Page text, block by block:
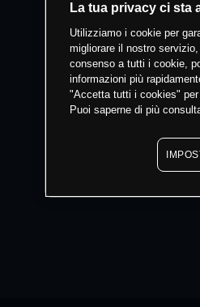
La tua privacy ci sta
Utilizziamo i cookie per
migliorare il nostro
consenso a tutti i cookie,
informazioni più
"Accetta tutti i cookies"
Puoi saperne di più